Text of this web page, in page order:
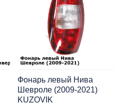
Фонарь левый Нива
Шевроле (2009-2021)
KUZOVIK